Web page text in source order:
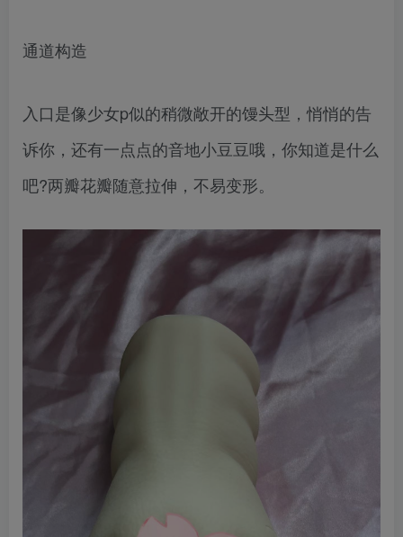
通道构造
入口是像少女p似的稍微敞开的馒头型，悄悄的告
诉你，还有一点点的音地小豆豆哦，你知道是什么
吧?两瓣花瓣随意拉伸，不易变形。